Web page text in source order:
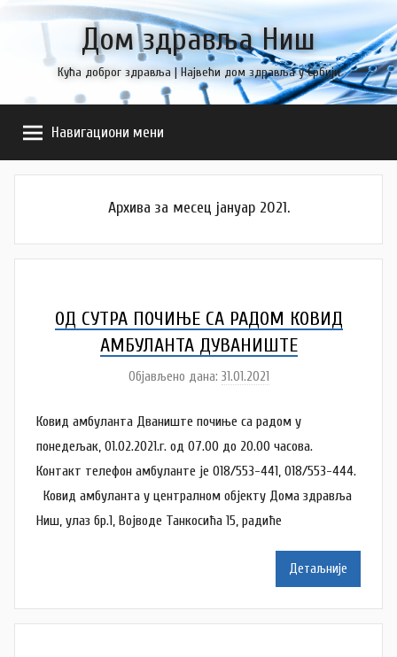
Дом здравља Ниш
Кућа доброг здравља | Највећи дом здравља у Србији
Навигациони мени
Архива за месец јануар 2021.
ОД СУТРА ПОЧИЊЕ СА РАДОМ КОВИД
АМБУЛАНТА ДУВАНИШТЕ
Објављено дана: 31.01.2021
т
о
р
N
a
a
Ковид амбуланта Дваниште почиње са радом у
понедељак, 01.02.2021.г. од 07.00 до 20.00 часова.
Контакт телефон амбуланте је 018/553-441, 018/553-444.
Ковид амбуланта у централном објекту Дома здравља
Ниш, улаз бр.1, Војводе Танкосића 15, радиће
Детаљније